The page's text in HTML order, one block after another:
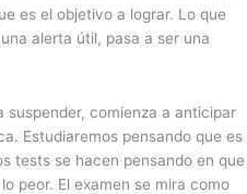
es el objetivo a lograr. Lo que
alerta útil, pasa a ser una
suspender, comienza a anticipar
Estudiaremos pensando que es
tests se hacen pensando en que
peor. El examen se mira como